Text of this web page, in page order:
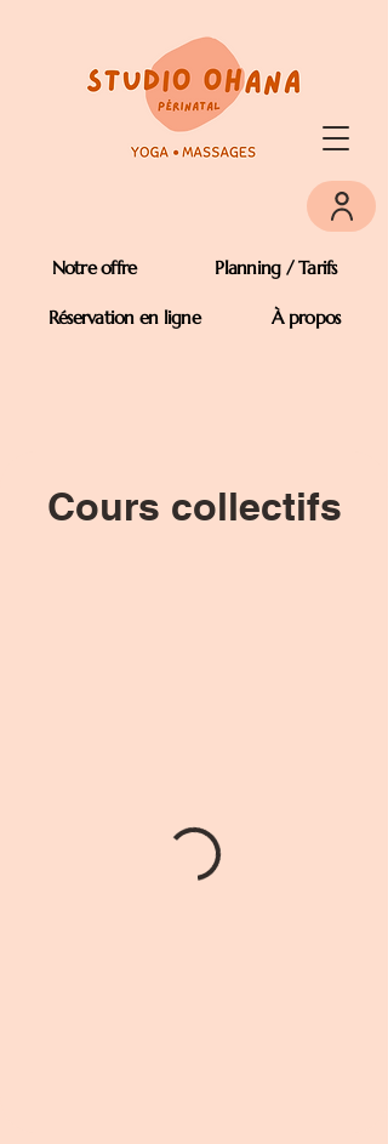
Notre offre Planning / Tarifs
Réservation en ligne À propos
Cours collectifs